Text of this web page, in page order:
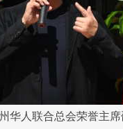
华人联合总会荣誉主